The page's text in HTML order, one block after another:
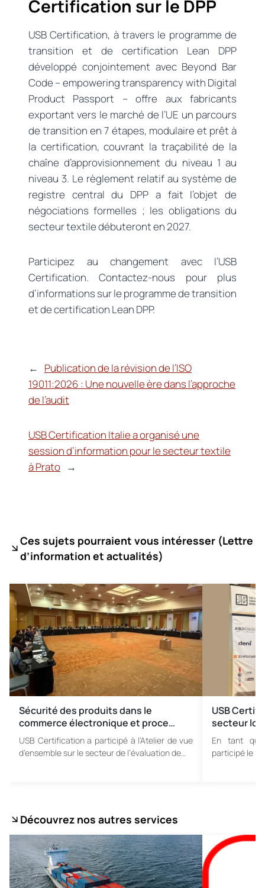
Certification sur le DPP
USB Certification, à travers le programme de
transition et de certification Lean DPP
développé conjointement avec Beyond Bar
Code – empowering transparency with Digital
Product Passport – offre aux fabricants
exportant vers le marché de l’UE un parcours
de transition en 7 étapes, modulaire et prêt à
la certification, couvrant la traçabilité de la
chaîne d’approvisionnement du niveau 1 au
niveau 3. Le règlement relatif au système de
registre central du DPP a fait l’objet de
négociations formelles ; les obligations du
secteur textile débuteront en 2027.
Participez au changement avec l’USB
Certification. Contactez-nous pour plus
d’informations sur le programme de transition
et de certification Lean DPP.
←
Publication de la révision de l’ISO
19011:2026 : Une nouvelle ère dans l’approche
de l’audit
USB Certification Italie a organisé une
session d’information pour le secteur textile
à Prato →
Ces sujets pourraient vous intéresser (Lettre
d’information et actualités)
Sécurité des produits dans le
commerce électronique et proce…
USB Certification a participé à l’Atelier de vue
d’ensemble sur le secteur de l’évaluation de…
USB
secteur
En tant
participé le
Découvrez nos autres services